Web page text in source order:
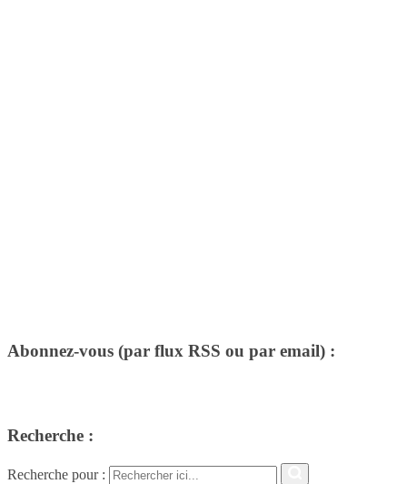
Abonnez-vous (par flux RSS ou par email) :
Recherche :
Recherche pour :